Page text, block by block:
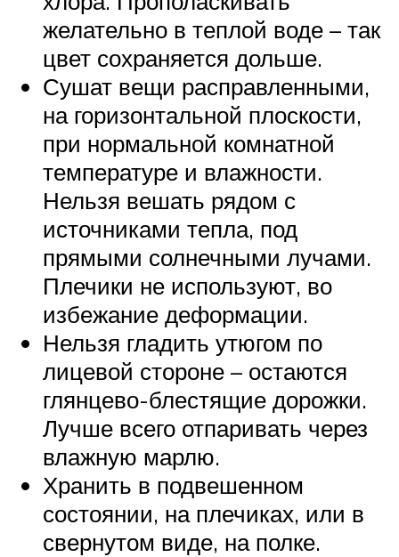
желательно в теплой воде – так
цвет сохраняется дольше.
Сушат вещи расправленными,
на горизонтальной плоскости,
при нормальной комнатной
температуре и влажности.
Нельзя вешать рядом с
источниками тепла, под
прямыми солнечными лучами.
Плечики не используют, во
избежание деформации.
Нельзя гладить утюгом по
лицевой стороне – остаются
глянцево-блестящие дорожки.
Лучше всего отпаривать через
влажную марлю.
Хранить в подвешенном
состоянии, на плечиках, или в
свернутом виде, на полке.